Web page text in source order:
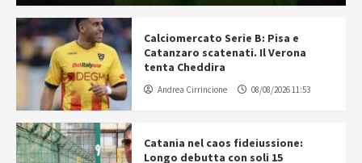
Calciomercato Serie B: Pisa e
Catanzaro scatenati. Il Verona
tenta Cheddira
Andrea Cirrincione 08/08/2026 11:53
Catania nel caos fideiussione:
Longo debutta con soli 15